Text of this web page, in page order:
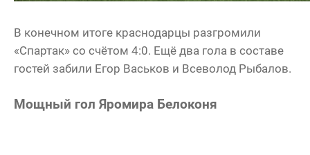
В конечном итоге краснодарцы разгромили
«Спартак» со счётом 4:0. Ещё два гола в составе
гостей забили Егор Васьков и Всеволод Рыбалов.
Мощный гол Яромира Белоконя